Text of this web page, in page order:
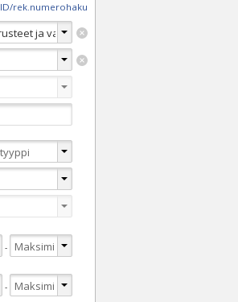
ID/rek.numerohaku
-
-